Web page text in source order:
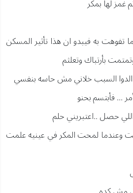
لها بمكر
به فيبدو ان هذا تأثير المسكن
بأرتباك وتعلثم
الدوا السبب خلاني مش حاسه بنفسي
... فأبتسم بحنو
حصل ..اعتبريني حلم
وعندما لمحت المكر في عينيه علمت